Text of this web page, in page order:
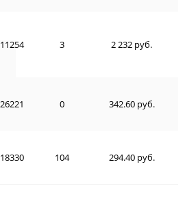
11254 3 2 232 руб.
26221 0 342.60 руб.
18330 104 294.40 руб.